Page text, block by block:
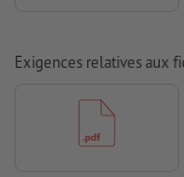
Lescommentaires
imprimés
Le contenu des
Exigences relatives aux